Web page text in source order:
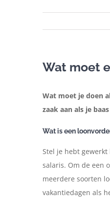
Wat moet
Wat moet je doen
zaak aan als je
Wat is een
Stel je hebt
salaris. Om de een
meerdere soorten
vakantiedagen als